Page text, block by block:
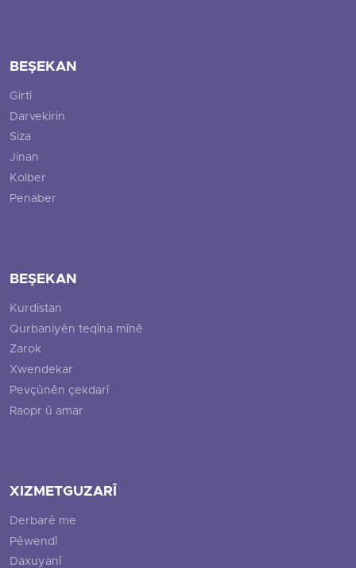
BEŞEKAN
Girtî
Darvekirin
Siza
Jinan
Kolber
Penaber
BEŞEKAN
Kurdistan
Qurbaniyên teqîna mînê
Zarok
Xwendekar
Pevçûnên çekdarî
Raopr û amar
XIZMETGUZARÎ
Derbarê me
Pêwendî
Daxuyanî